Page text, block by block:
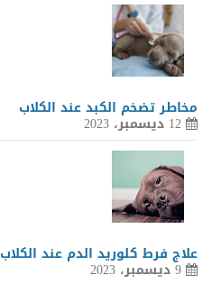
مخاطر تضخم الكبد عند الكلاب
12 ديسمبر، 2023
علاج فرط كلوريد الدم عند الكلاب
9 ديسمبر، 2023